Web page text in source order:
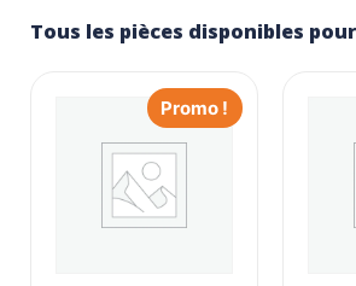
Tous les pièces disponibles pour
Promo !